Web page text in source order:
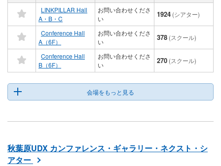
LINKPILLAR Hall
A・B・C
お問い合わせくださ
い
1924 (シアター)
Conference Hall
A（6F）
お問い合わせくださ
い
378 (スクール)
Conference Hall
B（6F）
お問い合わせくださ
い
270 (スクール)
会場をもっと見る
秋葉原UDX カンファレンス・ギャラリー・ネクスト・シ
アター